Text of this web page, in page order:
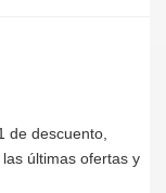
de descuento,
últimas ofertas y